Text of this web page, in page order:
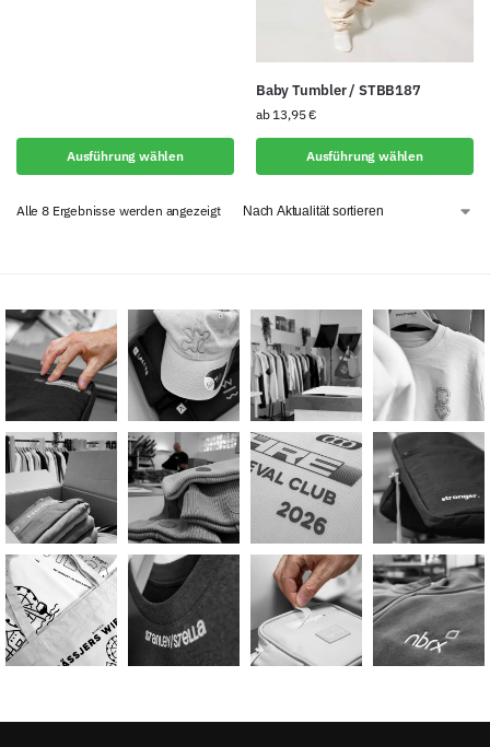
Ausführung wählen
Baby Tumbler / STBB187
ab 13,95€
Ausführung wählen
Alle 8 Ergebnisse werden angezeigt